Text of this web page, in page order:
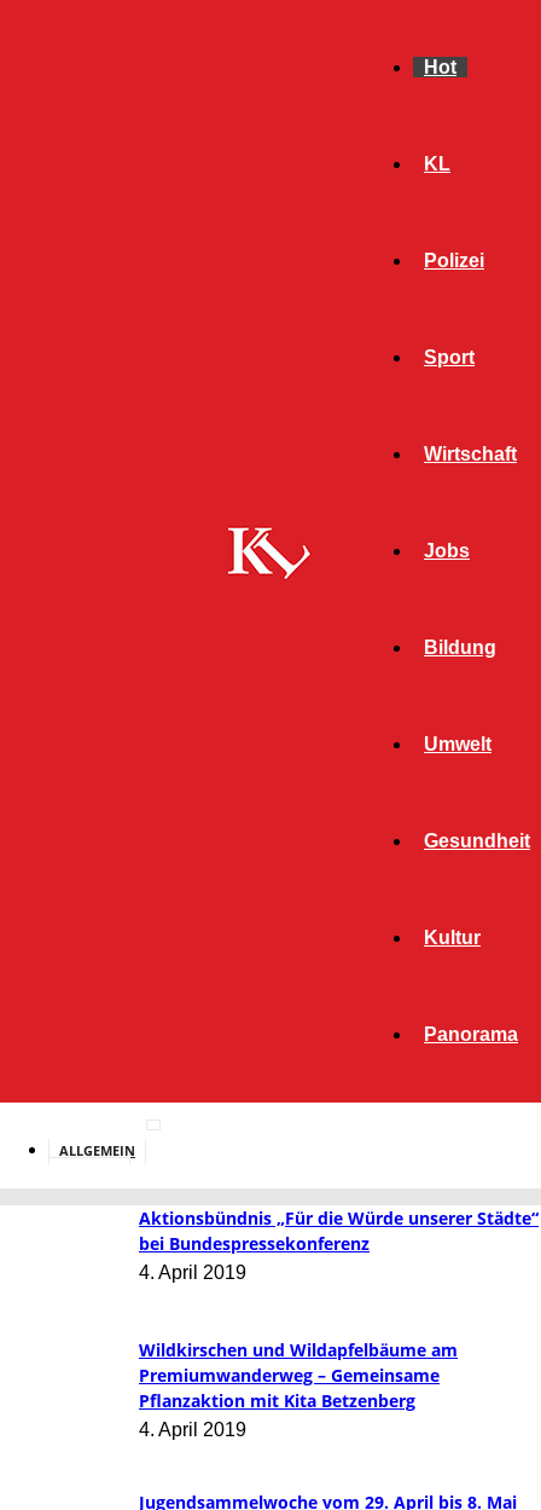
Hot
KL
Polizei
Sport
Wirtschaft
Jobs
Bildung
Umwelt
Gesundheit
Kultur
Panorama
ALLGEMEIN
Aktionsbündnis „Für die Würde unserer Städte“
bei Bundespressekonferenz
4. April 2019
Wildkirschen und Wildapfelbäume am
Premiumwanderweg – Gemeinsame
Pflanzaktion mit Kita Betzenberg
4. April 2019
Jugendsammelwoche vom 29. April bis 8. Mai